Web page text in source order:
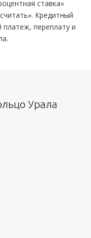
ставка»
Кредитный
переплату и
Урала